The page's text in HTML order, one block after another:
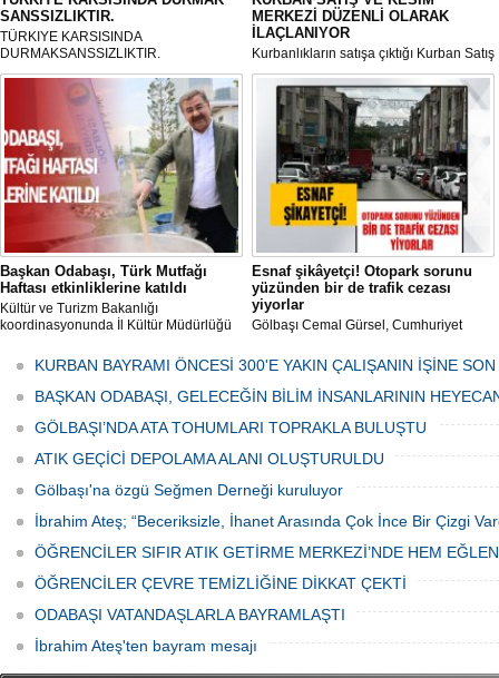
SANSSIZLIKTIR.
TÜRKIYE KARSISINDA
DURMAKSANSSIZLIKTIR.
MERKEZİ DÜZENLİ OLARAK
İLAÇLANIYOR
Kurbanlıkların satışa çıktığı Kurban Satış
mikropların önüne geçilmesi amacıyla
her gün Gölbaşı Belediyesi ekipleri
tarafından düzenli olarak ilaçlanıyor.
Başkan Odabaşı, Türk Mutfağı
Haftası etkinliklerine katıldı
Kültür ve Turizm Bakanlığı
koordinasyonunda İl Kültür Müdürlüğü
Haftası" etkinlikleri Ankara'da devam
ediyor.
Esnaf şikâyetçi! Otopark sorunu
yüzünden bir de trafik cezası
yiyorlar
Gölbaşı Cemal Gürsel, Cumhuriyet
bulunan esnaf ve alışverişe gelen
vatandaşlar park cezaları yüzünden
canından bezdi.
KURBAN BAYRAMI ÖNCESİ 300'E YAKIN ÇALIŞANIN İŞİNE
BAŞKAN ODABAŞI, GELECEĞİN BİLİM İNSANLARININ
GÖLBAŞI’NDA ATA TOHUMLARI TOPRAKLA BULUŞTU
ATIK GEÇİCİ DEPOLAMA ALANI OLUŞTURULDU
Gölbaşı'na özgü Seğmen Derneği kuruluyor
İbrahim Ateş; “Beceriksizle, İhanet Arasında Çok İnce Bir Çizgi
ÖĞRENCİLER SIFIR ATIK GETİRME MERKEZİ’NDE HEM
ÖĞRENCİLER ÇEVRE TEMİZLİĞİNE DİKKAT ÇEKTİ
ODABAŞI VATANDAŞLARLA BAYRAMLAŞTI
İbrahim Ateş'ten bayram mesajı